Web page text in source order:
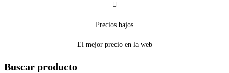
Precios bajos
El mejor precio en la web
Buscar producto